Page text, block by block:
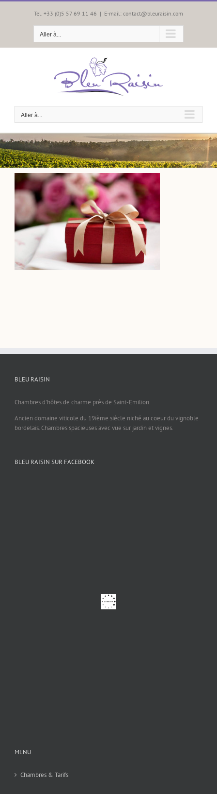
Passer
Tel. +33 (0)5 57 69 11 46 | E-mail: contact@bleuraisin.com
Aller à...
Aller à...
BLEU RAISIN
Chambres d'hôtes de charme près de Saint-Emilion.
Ancien domaine viticole du 19ième siècle niché au coeur du vignoble
bordelais. Chambres spacieuses avec vue sur jardin et vignes.
BLEU RAISIN SUR FACEBOOK
MENU
Chambres & Tarifs